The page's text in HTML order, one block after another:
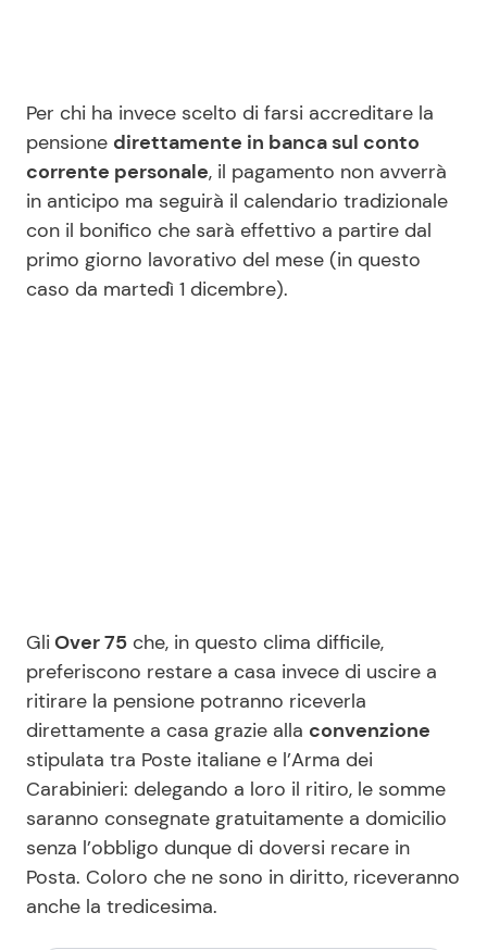
Per chi ha invece scelto di farsi accreditare la
pensione direttamente in banca sul conto
corrente personale, il pagamento non avverrà
in anticipo ma seguirà il calendario tradizionale
con il bonifico che sarà effettivo a partire dal
primo giorno lavorativo del mese (in questo
caso da martedì 1 dicembre).
Gli Over 75 che, in questo clima difficile,
preferiscono restare a casa invece di uscire a
ritirare la pensione potranno riceverla
direttamente a casa grazie alla convenzione
stipulata tra Poste italiane e l’Arma dei
Carabinieri: delegando a loro il ritiro, le somme
saranno consegnate gratuitamente a domicilio
senza l’obbligo dunque di doversi recare in
Posta. Coloro che ne sono in diritto, riceveranno
anche la tredicesima.